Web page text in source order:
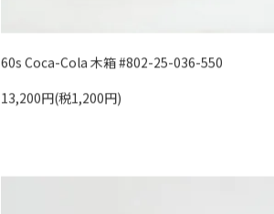
60s Coca-Cola 木箱 #802-25-036-550
13,200円(税1,200円)